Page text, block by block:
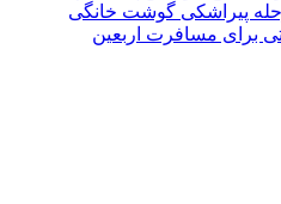
پیراشکی گوشت خانگی
برای مسافرت اربعین